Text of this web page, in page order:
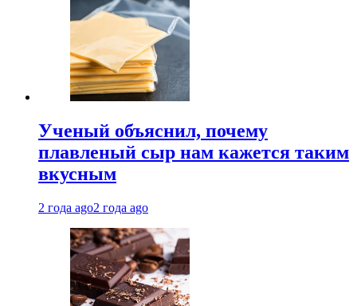
Ученый объяснил, почему
плавленый сыр нам кажется таким
вкусным
2 года ago2 года ago